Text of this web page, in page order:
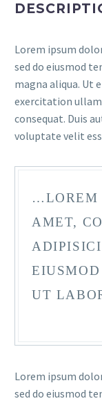
Lorem ipsum
sed do eiusmod
magna aliqua. Ut
exercitation
consequat. Duis
voluptate velit
…LOREM
AMET,
UT
Lorem ipsum
sed do eiusmod